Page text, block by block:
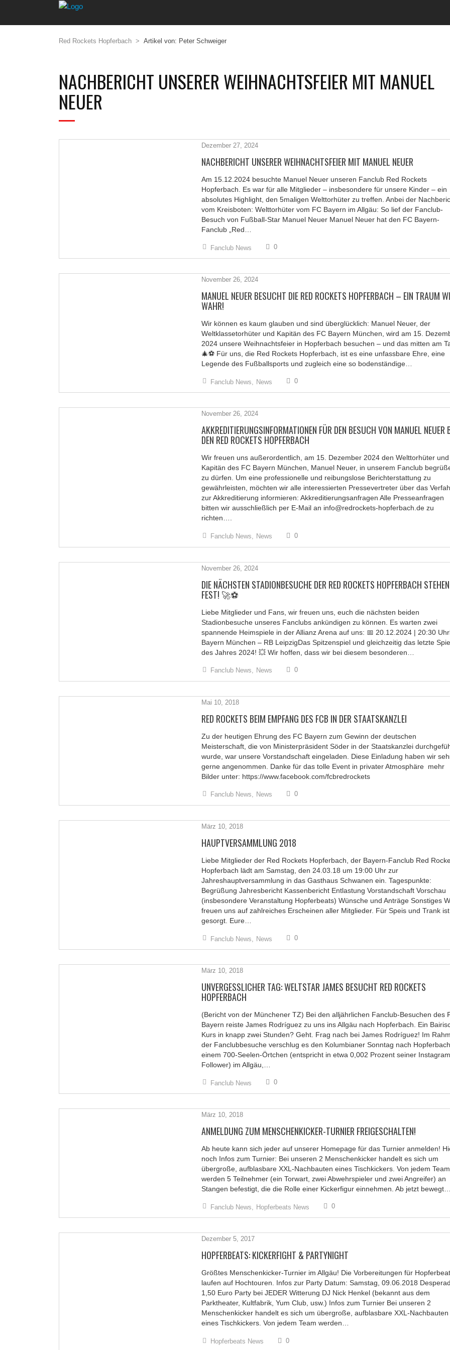
Red Rockets Hopferbach > Artikel von: Peter Schweiger
NACHBERICHT UNSERER WEIHNACHTSFEIER MIT MANUEL
NEUER
Dezember 27, 2024
NACHBERICHT UNSERER WEIHNACHTSFEIER MIT MANUEL NEUER
Am 15.12.2024 besuchte Manuel Neuer unseren Fanclub Red Rockets
Hopferbach. Es war für alle Mitglieder – insbesondere für unsere Kinder – ein
absolutes Highlight, den 5maligen Welttorhüter zu treffen. Anbei der
vom Kreisboten: Welttorhüter vom FC Bayern im Allgäu: So lief der Fanclub-
Besuch von Fußball-Star Manuel Neuer Manuel Neuer hat den FC Bayern-
Fanclub „Red…
Fanclub News 0
November 26, 2024
MANUEL NEUER BESUCHT DIE RED ROCKETS HOPFERBACH – EIN TRAUM
WAHR!
Wir können es kaum glauben und sind überglücklich: Manuel Neuer, der
Weltklassetorhüter und Kapitän des FC Bayern München, wird am 15.
2024 unsere Weihnachtsfeier in Hopferbach besuchen – und das mitten am
🎄⚽ Für uns, die Red Rockets Hopferbach, ist es eine unfassbare Ehre, eine
Legende des Fußballsports und zugleich eine so bodenständige…
Fanclub News, News 0
November 26, 2024
AKKREDITIERUNGSINFORMATIONEN FÜR DEN BESUCH VON MANUEL NEUER
DEN RED ROCKETS HOPFERBACH
Wir freuen uns außerordentlich, am 15. Dezember 2024 den Welttorhüter und
Kapitän des FC Bayern München, Manuel Neuer, in unserem Fanclub
zu dürfen. Um eine professionelle und reibungslose Berichterstattung zu
gewährleisten, möchten wir alle interessierten Pressevertreter über das
zur Akkreditierung informieren: Akkreditierungsanfragen Alle Presseanfragen
bitten wir ausschließlich per E-Mail an info@redrockets-hopferbach.de zu
richten….
Fanclub News, News 0
November 26, 2024
DIE NÄCHSTEN STADIONBESUCHE DER RED ROCKETS HOPFERBACH STEHEN
FEST! 🚀⚽
Liebe Mitglieder und Fans, wir freuen uns, euch die nächsten beiden
Stadionbesuche unseres Fanclubs ankündigen zu können. Es warten zwei
spannende Heimspiele in der Allianz Arena auf uns: 📅 20.12.2024 | 20:30
Bayern München – RB LeipzigDas Spitzenspiel und gleichzeitig das letzte
des Jahres 2024! 💥 Wir hoffen, dass wir bei diesem besonderen…
Fanclub News, News 0
Mai 10, 2018
RED ROCKETS BEIM EMPFANG DES FCB IN DER STAATSKANZLEI
Zu der heutigen Ehrung des FC Bayern zum Gewinn der deutschen
Meisterschaft, die von Ministerpräsident Söder in der Staatskanzlei
wurde, war unsere Vorstandschaft eingeladen. Diese Einladung haben wir
gerne angenommen. Danke für das tolle Event in privater Atmosphäre mehr
Bilder unter: https://www.facebook.com/fcbredrockets
Fanclub News, News 0
März 10, 2018
HAUPTVERSAMMLUNG 2018
Liebe Mitglieder der Red Rockets Hopferbach, der Bayern-Fanclub Red
Hopferbach lädt am Samstag, den 24.03.18 um 19:00 Uhr zur
Jahreshauptversammlung in das Gasthaus Schwanen ein. Tagespunkte:
Begrüßung Jahresbericht Kassenbericht Entlastung Vorstandschaft Vorschau
(insbesondere Veranstaltung Hopferbeats) Wünsche und Anträge Sonstiges
freuen uns auf zahlreiches Erscheinen aller Mitglieder. Für Speis und Trank ist
gesorgt. Eure…
Fanclub News, News 0
März 10, 2018
UNVERGESSLICHER TAG: WELTSTAR JAMES BESUCHT RED ROCKETS
HOPFERBACH
(Bericht von der Münchener TZ) Bei den alljährlichen Fanclub-Besuchen des
Bayern reiste James Rodríguez zu uns ins Allgäu nach Hopferbach. Ein
Kurs in knapp zwei Stunden? Geht. Frag nach bei James Rodríguez! Im
der Fanclubbesuche verschlug es den Kolumbianer Sonntag nach Hopferbach,
einem 700-Seelen-Örtchen (entspricht in etwa 0,002 Prozent seiner
Follower) im Allgäu,…
Fanclub News 0
März 10, 2018
ANMELDUNG ZUM MENSCHENKICKER-TURNIER FREIGESCHALTEN!
Ab heute kann sich jeder auf unserer Homepage für das Turnier anmelden!
noch Infos zum Turnier: Bei unseren 2 Menschenkicker handelt es sich um
übergroße, aufblasbare XXL-Nachbauten eines Tischkickers. Von jedem Team
werden 5 Teilnehmer (ein Torwart, zwei Abwehrspieler und zwei Angreifer) an
Stangen befestigt, die die Rolle einer Kickerfigur einnehmen. Ab jetzt bewegt…
Fanclub News, Hopferbeats News 0
Dezember 5, 2017
HOPFERBEATS: KICKERFIGHT & PARTYNIGHT
Größtes Menschenkicker-Turnier im Allgäu! Die Vorbereitungen für
laufen auf Hochtouren. Infos zur Party Datum: Samstag, 09.06.2018
1,50 Euro Party bei JEDER Witterung DJ Nick Henkel (bekannt aus dem
Parktheater, Kultfabrik, Yum Club, usw.) Infos zum Turnier Bei unseren 2
Menschenkicker handelt es sich um übergroße, aufblasbare XXL-Nachbauten
eines Tischkickers. Von jedem Team werden…
Hopferbeats News 0
FOLGE UNS